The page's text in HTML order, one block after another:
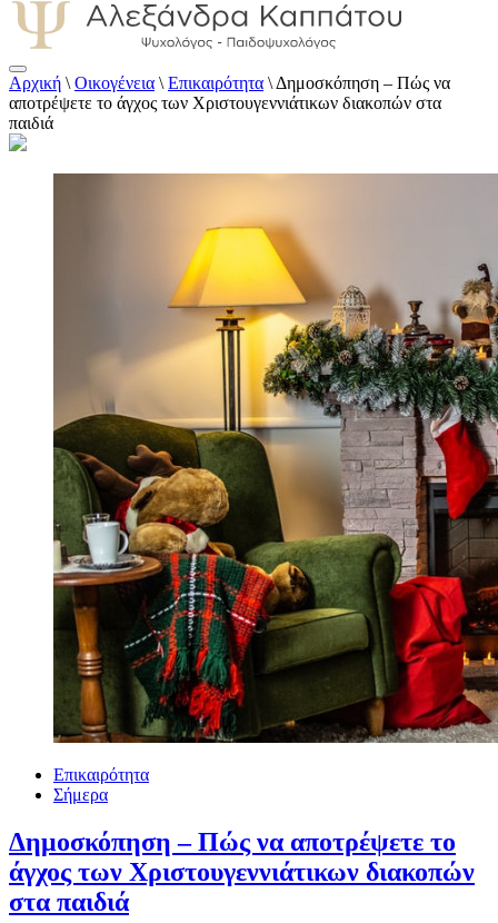
Αλεξάνδρα Καππάτου Ψυχολόγος –
Παιδοψυχολόγος
Αρχική \ Οικογένεια \ Επικαιρότητα \ Δημοσκόπηση – Πώς να
αποτρέψετε το άγχος των Χριστουγεννιάτικων διακοπών στα
παιδιά
Επικαιρότητα
Σήμερα
Δημοσκόπηση – Πώς να αποτρέψετε το
άγχος των Χριστουγεννιάτικων διακοπών
στα παιδιά